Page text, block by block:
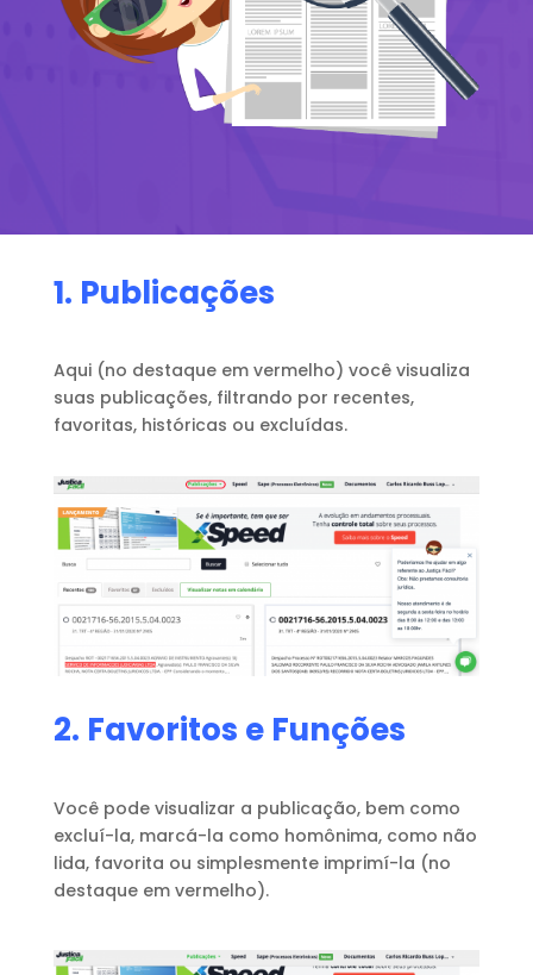
1. Publicações
Aqui (no destaque em vermelho) você visualiza
suas publicações, filtrando por recentes,
favoritas, históricas ou excluídas.
2. Favoritos e Funções
Você pode visualizar a publicação, bem como
excluí-la, marcá-la como homônima, como não
lida, favorita ou simplesmente imprimí-la (no
destaque em vermelho).